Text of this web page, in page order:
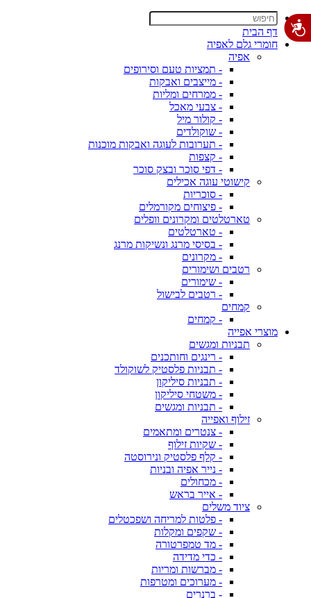
דף הבית
חומרי גלם לאפיה
אפיה
- תמציות טעם וסירופים
- מייצבים ואבקות
- ממרחים ומליות
- צבעי מאכל
- קולור מיל
- שוקולדים
- תערובות לעוגה ואבקות מוכנות
- קצפות
- דפי סוכר ובצק סוכר
קישוטי עוגה אכילים
- סוכריות
- פיצוחים מקורמלים
טארטלטים ומקרונים וופלים
- טארטלטים
- בסיסי מרנג ונשיקות מרנג
- מקרונים
רטבים ושימורים
- שימורים
- רטבים לבישול
קמחים
- קמחים
מוצרי אפייה
תבניות ומגשים
- רינגים וחותכנים
- תבניות פלסטיק לשוקולד
- תבניות סיליקון
- משטחי סיליקון
- תבניות ומגשים
זילוף ואפייה
- צנטרים ומתאמים
- שקיות זילוף
- קלף פלסטיק ונירוסטה
- נייר אפיה ובניות
- מכחולים
- אייר בראש
ציוד משלים
- פלטות למריחה ושפכטלים
- שקפים ומקלות
- מד טמפרטורה
- כדי מדידה
- מברשות ומריות
- מערוכים ומטרפות
- ברנרים